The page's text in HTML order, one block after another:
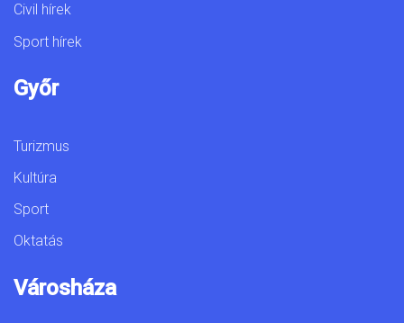
Civil hírek
Sport hírek
Győr
Turizmus
Kultúra
Sport
Oktatás
Városháza